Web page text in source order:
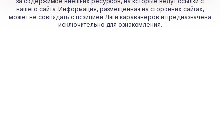
нашего сайта. Информация, размещённая на сторонних сайтах,
может не совпадать с позицией Лиги караванеров и предназначена
исключительно для ознакомления.